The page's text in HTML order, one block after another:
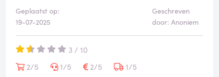
Geplaatst op:
19-07-2025
Geschreven
door: Anoniem
3 / 10
2/5
1/5 2/5
1/5